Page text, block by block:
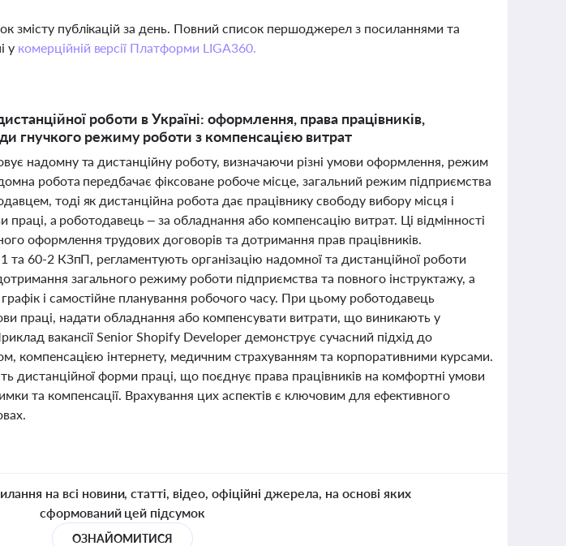
змісту публікацій за день. Повний список першоджерел з посиланнями та
у комерційній версії Платформи LIGA360.
роботи в Україні: оформлення, права працівників,
гнучкого режиму роботи з компенсацією витрат
надомну та дистанційну роботу, визначаючи різні умови оформлення, режим
робота передбачає фіксоване робоче місце, загальний режим підприємства
тоді як дистанційна робота дає працівнику свободу вибору місця і
праці, а роботодавець – за обладнання або компенсацію витрат. Ці відмінності
оформлення трудових договорів та дотримання прав працівників.
та 60-2 КЗпП, регламентують організацію надомної та дистанційної роботи
загального режиму роботи підприємства та повного інструктажу, а
і самостійне планування робочого часу. При цьому роботодавець
праці, надати обладнання або компенсувати витрати, що виникають у
вакансії Senior Shopify Developer демонструє сучасний підхід до
компенсацією інтернету, медичним страхуванням та корпоративними курсами.
дистанційної форми праці, що поєднує права працівників на комфортні умови
та компенсації. Врахування цих аспектів є ключовим для ефективного
на всі новини, статті, відео, офіційні джерела, на основі яких
сформований цей підсумок
ОЗНАЙОМИТИСЯ